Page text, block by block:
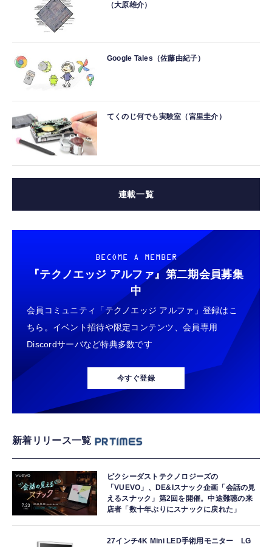
（大原雄介）
Google Tales（佐藤由紀子）
てくのじ何でも実験室（宮里圭介）
連載一覧
BECOME A MEMBER
『テクノエッジ アルファ』 第二期会員募集
中
会員コミュニティ「テクノエッジ アルファ」登録はこ
ちら。イベント招待や限定コンテンツ、会員専用
Discordサーバなど特典多数です
今すぐ登録
新着リリース一覧
ピクシーダストテクノロジーズの
「VUEVO」、DE&Iスナック企画「会話の見
えるスナック」第2回を開催。中途難聴の来
店者「数十年ぶりにスナックに戻れた」
27インチ4K Mini LED手術用モニター LG